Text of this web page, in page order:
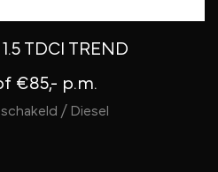
TDCI TREND
€85,- p.m.
/ Diesel